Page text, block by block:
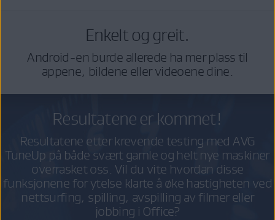
Enkelt og greit.
Android-en burde allerede ha mer plass til
appene, bildene eller videoene dine.
Resultatene er kommet!
Resultatene etter krevende testing med AVG
TuneUp på både svært gamle og helt nye maskiner
overrasket oss. Vil du vite hvordan disse
funksjonene for ytelse klarte å øke hastigheten ved
nettsurfing, spilling, avspilling av filmer eller
jobbing i Office?